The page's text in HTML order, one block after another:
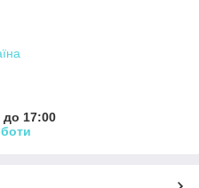
до 17:00